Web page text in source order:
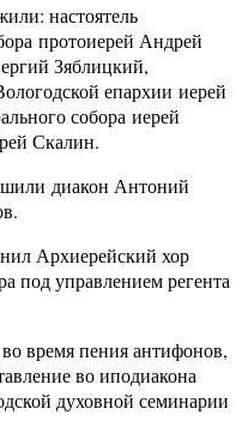
настоятель
протоиерей Андрей
Зяблицкий,
епархии иерей
собора иерей
Скалин.
диакон Антоний
Архиерейский хор
под управлением регента
время пения антифонов,
во иподиакона
духовной семинарии